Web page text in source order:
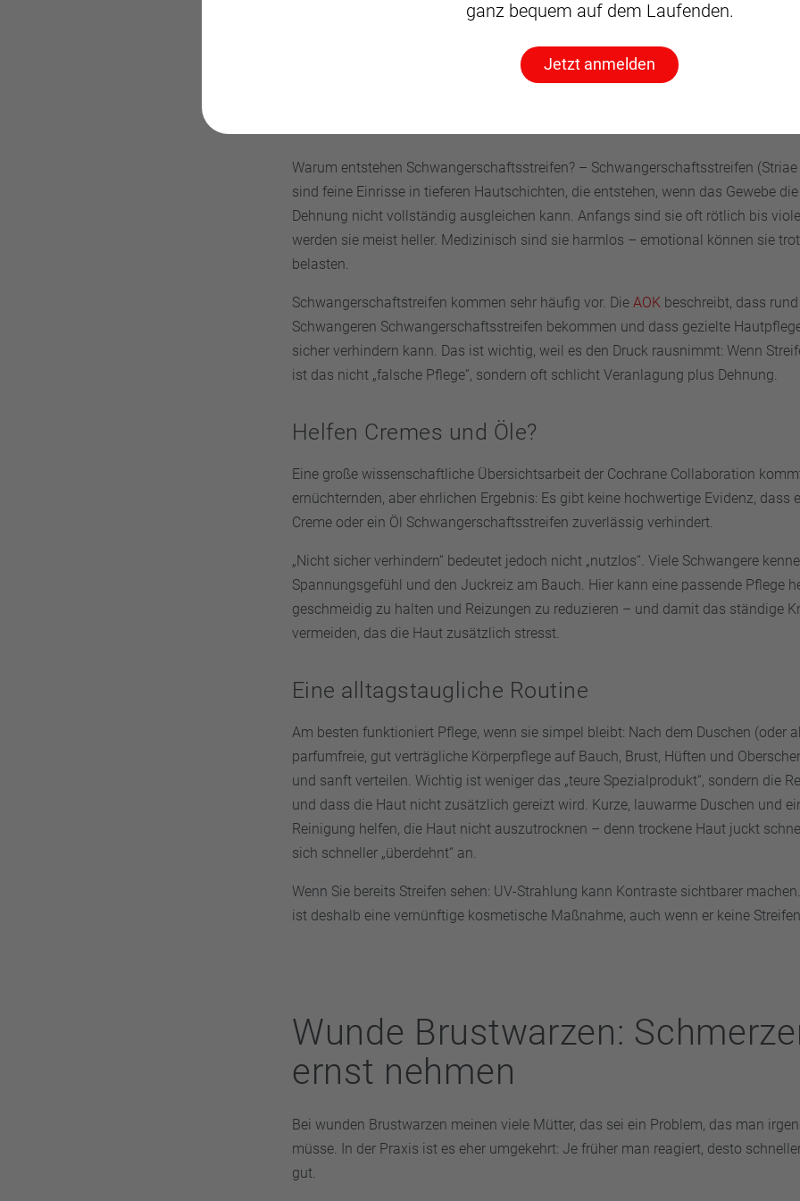
Warum entstehen Schwangerschaftsstreifen? – Schwangerschaftsstreifen
sind feine Einrisse in tieferen Hautschichten, die entstehen, wenn das Gewebe
Dehnung nicht vollständig ausgleichen kann. Anfangs sind sie oft rötlich bis
werden sie meist heller. Medizinisch sind sie harmlos – emotional können sie
belasten.
Schwangerschaftstreifen kommen sehr häufig vor. Die AOKbeschreibt, dass rund
Schwangeren Schwangerschaftsstreifen bekommen und dass gezielte
sicher verhindern kann. Das ist wichtig, weil es den Druck rausnimmt: Wenn
ist das nicht „falsche Pflege“, sondern oft schlicht Veranlagung plus Dehnung.
Helfen Cremes und Öle?
Eine große wissenschaftliche Übersichtsarbeit der Cochrane Collaboration
ernüchternden, aber ehrlichen Ergebnis: Es gibt keine hochwertige Evidenz, dass
Creme oder ein Öl Schwangerschaftsstreifen zuverlässig verhindert.
„Nicht sicher verhindern“ bedeutet jedoch nicht „nutzlos“. Viele Schwangere
Spannungsgefühl und den Juckreiz am Bauch. Hier kann eine passende Pflege
geschmeidig zu halten und Reizungen zu reduzieren – und damit das ständige
vermeiden, das die Haut zusätzlich stresst.
Eine alltagstaugliche Routine
Am besten funktioniert Pflege, wenn sie simpel bleibt: Nach dem Duschen (oder
parfumfreie, gut verträgliche Körperpflege auf Bauch, Brust, Hüften und
und sanft verteilen. Wichtig ist weniger das „teure Spezialprodukt“, sondern die
und dass die Haut nicht zusätzlich gereizt wird. Kurze, lauwarme Duschen und
Reinigung helfen, die Haut nicht auszutrocknen – denn trockene Haut juckt
sich schneller „überdehnt“ an.
Wenn Sie bereits Streifen sehen: UV-Strahlung kann Kontraste sichtbarer
ist deshalb eine vernünftige kosmetische Maßnahme, auch wenn er keine
Wunde Brustwarzen:
ernst nehmen
Bei wunden Brustwarzen meinen viele Mütter, das sei ein Problem, das man
müsse. In der Praxis ist es eher umgekehrt: Je früher man reagiert, desto
gut.
ganz bequem auf dem Laufenden.
Jetzt anmelden